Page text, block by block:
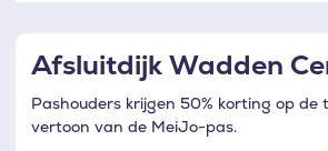
Afsluitdijk Wadden
Pashouders krijgen 50% korting op de
vertoon van de MeiJo-pas.